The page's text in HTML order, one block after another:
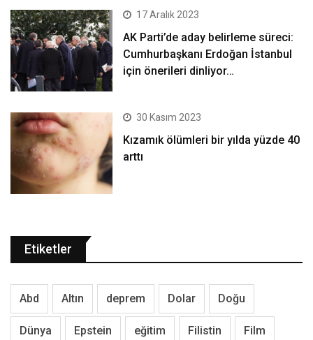
17 Aralık 2023
AK Parti’de aday belirleme süreci:
Cumhurbaşkanı Erdoğan İstanbul
için önerileri dinliyor…
30 Kasım 2023
Kızamık ölümleri bir yılda yüzde 40
arttı
Etiketler
Abd Altın deprem Dolar Doğu
Dünya Epstein eğitim Filistin Film